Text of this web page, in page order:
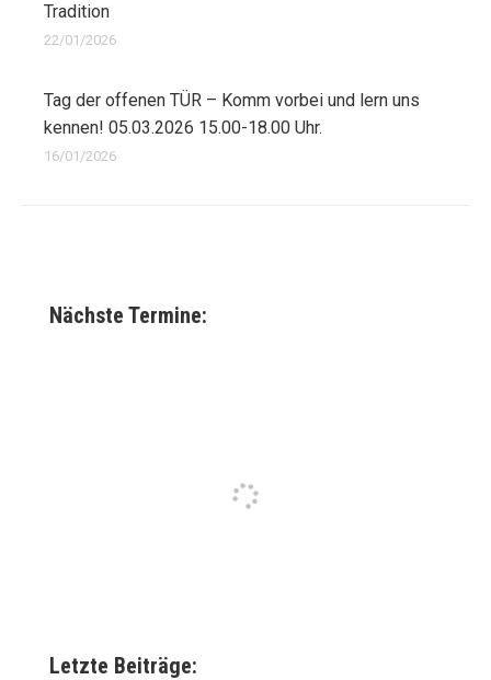
Tradition
22/01/2026
Tag der offenen TÜR – Komm vorbei und lern uns
kennen! 05.03.2026 15.00-18.00 Uhr.
16/01/2026
Nächste Termine:
Letzte Beiträge: